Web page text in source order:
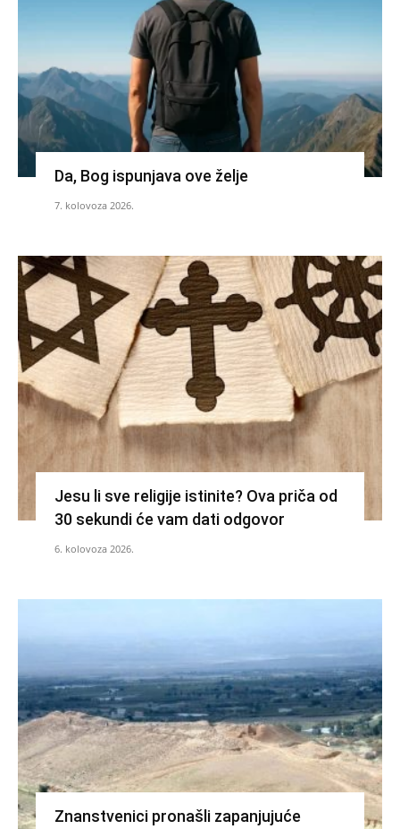
Da, Bog ispunjava ove želje
7. kolovoza 2026.
Jesu li sve religije istinite? Ova priča od
30 sekundi će vam dati odgovor
6. kolovoza 2026.
Znanstvenici pronašli zapanjujuće